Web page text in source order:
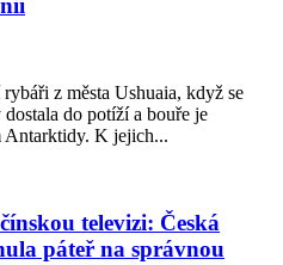
z města Ushuaia, když se
do potíží a bouře je
Antarktidy. K jejich...
televizi: Česká
páteř na správnou